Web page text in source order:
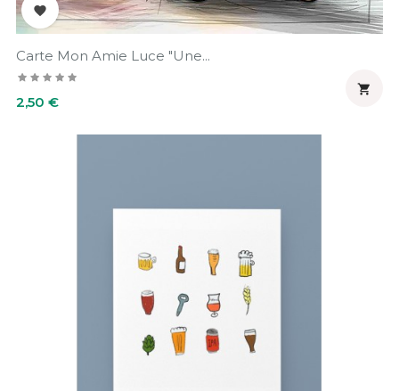

Carte Mon Amie Luce "Une...
Prix
2,50 €
